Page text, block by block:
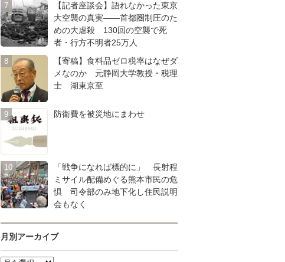
【記者座談会】語れなかった東京
大空襲の真実――首都圏制圧のた
めの大虐殺 130回の空襲で死
者・行方不明者25万人
【寄稿】食料品ゼロ税率はなぜダ
メなのか 元静岡大学教授・税理
士 湖東京至
防衛費を被災地にまわせ
「戦争になれば標的に」 長射程
ミサイル配備めぐる熊本市民の危
惧 司令部のみ地下化し住民説明
会もなく
月別アーカイブ